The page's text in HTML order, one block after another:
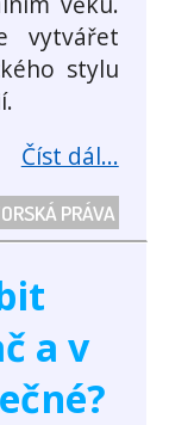
vytvářet
stylu
Číst dál...
PRÁVA
a v